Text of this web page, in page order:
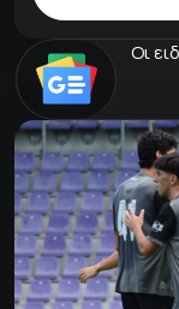
Οι